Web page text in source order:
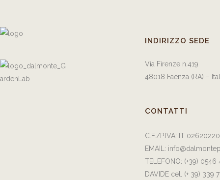
INDIRIZZO SEDE
Via Firenze n.419
48018 Faenza (RA) –
CONTATTI
C.F./P.IVA: IT
EMAIL:
TELEFONO: (+39) 0546
DAVIDE cel. (+ 39) 339